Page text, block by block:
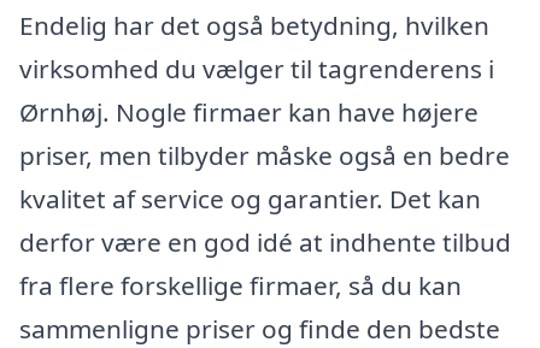
Endelig har det også betydning, hvilken
virksomhed du vælger til tagrenderens i
Ørnhøj. Nogle firmaer kan have højere
priser, men tilbyder måske også en bedre
kvalitet af service og garantier. Det kan
derfor være en god idé at indhente tilbud
fra flere forskellige firmaer, så du kan
sammenligne priser og finde den bedste